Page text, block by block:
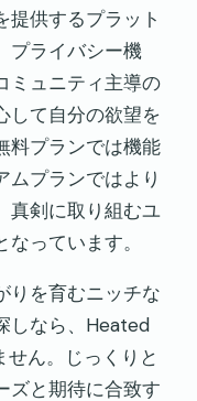
提供するプラット
プライバシー機
ミュニティ主導の
して自分の欲望を
料プランでは機能
ムプランではより
真剣に取り組むユ
っています。
りを育むニッチな
しなら、Heated
ん。じっくりと
ズと期待に合致す